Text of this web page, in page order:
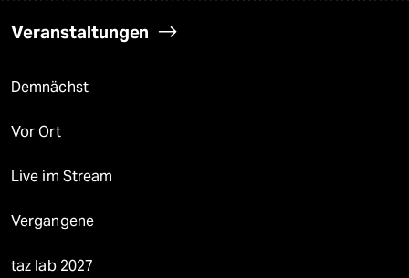
Veranstaltungen
Demnächst
Vor Ort
Live im Stream
Vergangene
taz lab 2027